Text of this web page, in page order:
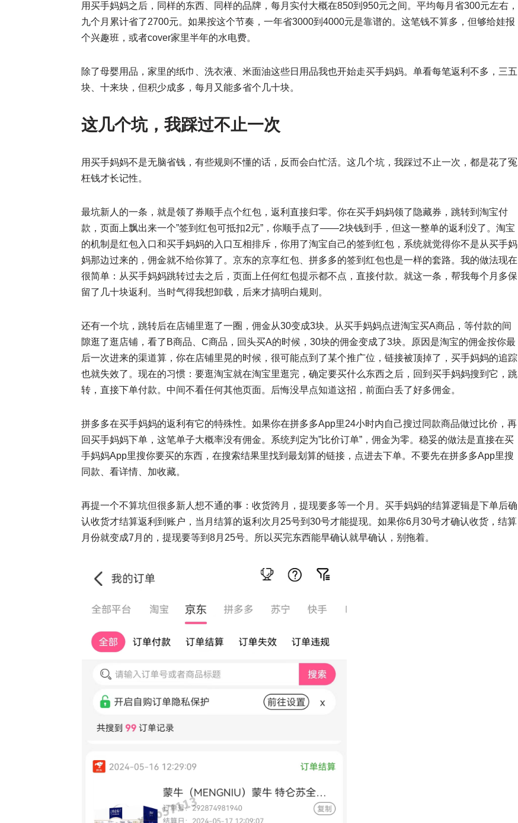
用买手妈妈之后，同样的东西、同样的品牌，每月实付大概在850到950元之间。平均每月省300元左右，
九个月累计省了2700元。如果按这个节奏，一年省3000到4000元是靠谱的。这笔钱不算多，但够给娃报
个兴趣班，或者cover家里半年的水电费。
除了母婴用品，家里的纸巾、洗衣液、米面油这些日用品我也开始走买手妈妈。单看每笔返利不多，三五
块、十来块，但积少成多，每月又能多省个几十块。
这几个坑，我踩过不止一次
用买手妈妈不是无脑省钱，有些规则不懂的话，反而会白忙活。这几个坑，我踩过不止一次，都是花了冤
枉钱才长记性。
最坑新人的一条，就是领了券顺手点个红包，返利直接归零。你在买手妈妈领了隐藏券，跳转到淘宝付
款，页面上飘出来一个”签到红包可抵扣2元”，你顺手点了——2块钱到手，但这一整单的返利没了。淘宝
的机制是红包入口和买手妈妈的入口互相排斥，你用了淘宝自己的签到红包，系统就觉得你不是从买手妈
妈那边过来的，佣金就不给你算了。京东的京享红包、拼多多的签到红包也是一样的套路。我的做法现在
很简单：从买手妈妈跳转过去之后，页面上任何红包提示都不点，直接付款。就这一条，帮我每个月多保
留了几十块返利。当时气得我想卸载，后来才搞明白规则。
还有一个坑，跳转后在店铺里逛了一圈，佣金从30变成3块。从买手妈妈点进淘宝买A商品，等付款的间
隙逛了逛店铺，看了B商品、C商品，回头买A的时候，30块的佣金变成了3块。原因是淘宝的佣金按你最
后一次进来的渠道算，你在店铺里晃的时候，很可能点到了某个推广位，链接被顶掉了，买手妈妈的追踪
也就失效了。现在的习惯：要逛淘宝就在淘宝里逛完，确定要买什么东西之后，回到买手妈妈搜到它，跳
转，直接下单付款。中间不看任何其他页面。后悔没早点知道这招，前面白丢了好多佣金。
拼多多在买手妈妈的返利有它的特殊性。如果你在拼多多App里24小时内自己搜过同款商品做过比价，再
回买手妈妈下单，这笔单子大概率没有佣金。系统判定为”比价订单”，佣金为零。稳妥的做法是直接在买
手妈妈App里搜你要买的东西，在搜索结果里找到最划算的链接，点进去下单。不要先在拼多多App里搜
同款、看详情、加收藏。
再提一个不算坑但很多新人想不通的事：收货跨月，提现要多等一个月。买手妈妈的结算逻辑是下单后确
认收货才结算返利到账户，当月结算的返利次月25号到30号才能提现。如果你6月30号才确认收货，结算
月份就变成7月的，提现要等到8月25号。所以买完东西能早确认就早确认，别拖着。